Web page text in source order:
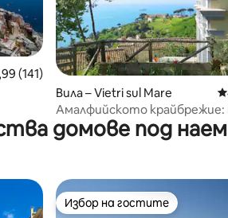
оценка: 4,99 от 5, 141 отзива
(141)
Вила – Vietri sul Mare
Амалфийското крайбрежие:
потапяне в рая!
домове под наем
Избор на гостите
Избор на гостите